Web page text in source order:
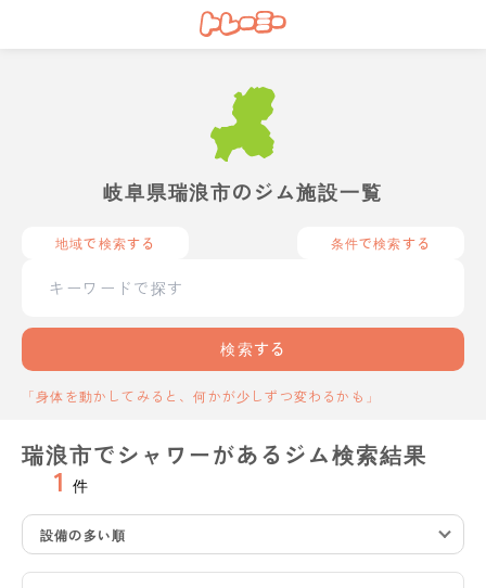
岐阜県瑞浪市のジム施設一覧
地域で検索する 条件で検索する
検索する
「身体を動かしてみると、何かが少しずつ変わるかも」
瑞浪市でシャワーがあるジム検索結果
1 件
設備の多い順